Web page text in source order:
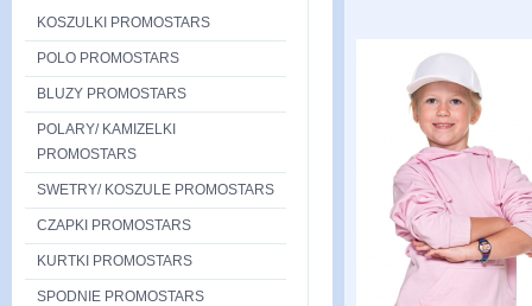
KOSZULKI PROMOSTARS
POLO PROMOSTARS
BLUZY PROMOSTARS
POLARY/ KAMIZELKI
PROMOSTARS
SWETRY/ KOSZULE PROMOSTARS
CZAPKI PROMOSTARS
KURTKI PROMOSTARS
SPODNIE PROMOSTARS